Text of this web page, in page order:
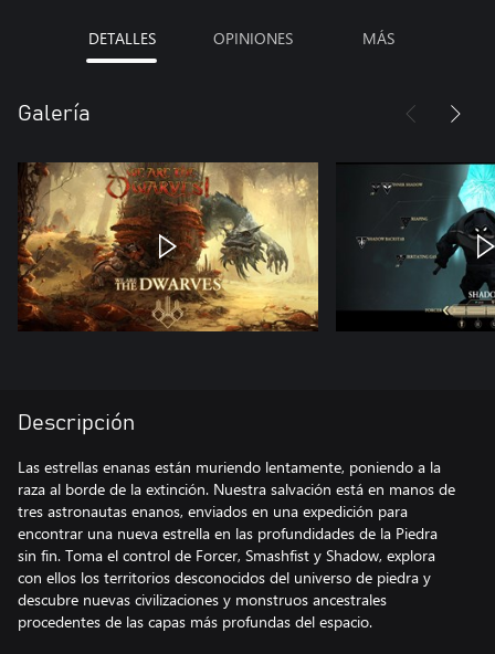
DETALLES OPINIONES MÁS
Galería
Descripción
Las estrellas enanas están muriendo lentamente, poniendo a la
raza al borde de la extinción. Nuestra salvación está en manos de
tres astronautas enanos, enviados en una expedición para
encontrar una nueva estrella en las profundidades de la Piedra
sin fin. Toma el control de Forcer, Smashfist y Shadow, explora
con ellos los territorios desconocidos del universo de piedra y
descubre nuevas civilizaciones y monstruos ancestrales
procedentes de las capas más profundas del espacio.